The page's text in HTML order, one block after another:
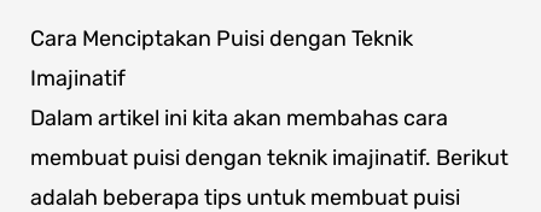
Cara Menciptakan Puisi dengan Teknik
Imajinatif
Dalam artikel ini kita akan membahas cara
membuat puisi dengan teknik imajinatif. Berikut
adalah beberapa tips untuk membuat puisi